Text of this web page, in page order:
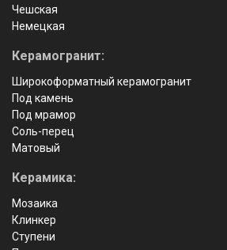
Чешская
Немецкая
Керамогранит:
Широкоформатный керамогранит
Под камень
Под мрамор
Соль-перец
Матовый
Керамика:
Мозаика
Клинкер
Ступени